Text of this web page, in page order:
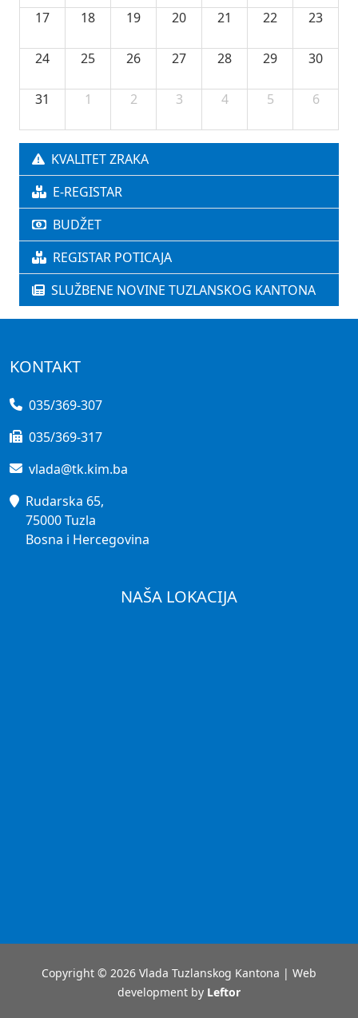
17 18 19 20 21 22 23
24 25 26 27 28 29 30
31 1 2 3 4 5 6
KVALITET ZRAKA
E-REGISTAR
BUDŽET
REGISTAR POTICAJA
SLUŽBENE NOVINE TUZLANSKOG KANTONA
KONTAKT
035/369-307
035/369-317
vlada@tk.kim.ba
Rudarska 65,
75000 Tuzla
Bosna i Hercegovina
NAŠA LOKACIJA
Copyright © 2026 Vlada Tuzlanskog Kantona | Web
development by Leftor